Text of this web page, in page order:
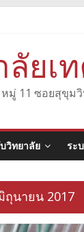
ลัยเ
มู่ 11 ซอยสุขุม
วิทยาลัย ระ
ถุนายน 2017